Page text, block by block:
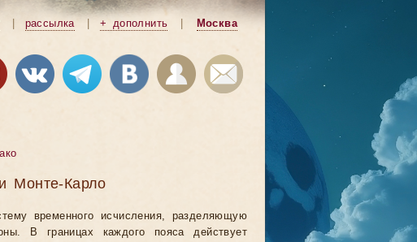
рассылка + дополнить Москва
Монте-Карло
временного исчисления, разделяющую
В границах каждого пояса действует